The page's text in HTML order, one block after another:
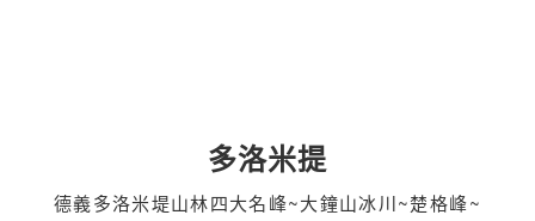
多洛米提
德義多洛米堤山林四大名峰~大鐘山冰川~楚格峰~